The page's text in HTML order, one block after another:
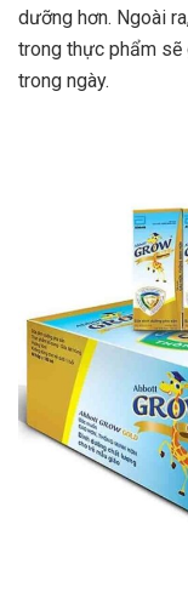
dưỡng hơn. Ngoài
trong thực phẩm
trong ngày.